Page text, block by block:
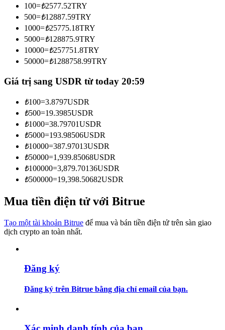
Tận hưởng chia sẻ lợi nhuận và hoa hồng giao dịch sao chép
Thông tin
Phân tích dữ liệu lớn bao gồm thông tin giao dịch, v.v.
Hướng dẫn
100=₺2577.52TRY
500=₺12887.59TRY
1000=₺25775.18TRY
5000=₺128875.9TRY
10000=₺257751.8TRY
50000=₺1288758.99TRY
Giá trị sang USDR từ today 20:59
₺100=3.8797USDR
₺500=19.3985USDR
₺1000=38.79701USDR
₺5000=193.98506USDR
₺10000=387.97013USDR
₺50000=1,939.85068USDR
₺100000=3,879.70136USDR
₺500000=19,398.50682USDR
Mua tiền điện tử với Bitrue
Tạo một tài khoản Bitrue để mua và bán tiền điện tử trên sàn giao
dịch crypto an toàn nhất.
Đăng ký
Đăng ký trên Bitrue bằng địa chỉ email của bạn.